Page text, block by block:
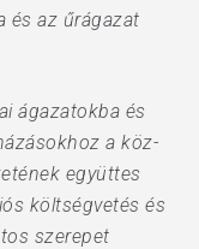
és az űrágazat
ágazatokba és
a köz-
együttes
költségvetés és
szerepet